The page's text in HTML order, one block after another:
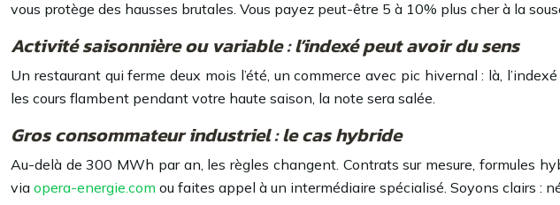
vous protège des hausses brutales. Vous payez peut-être 5 à 10% plus cher à la
Activité saisonnière ou variable : l’indexé peut avoir du sens
Un restaurant qui ferme deux mois l’été, un commerce avec pic hivernal : là,
les cours flambent pendant votre haute saison, la note sera salée.
Gros consommateur industriel : le cas hybride
Au-delà de 300 MWh par an, les règles changent. Contrats sur mesure, formules
via opera-energie.com ou faites appel à un intermédiaire spécialisé. Soyons clairs :